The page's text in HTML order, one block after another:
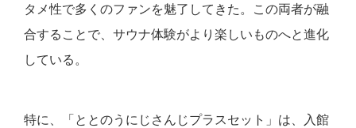
タメ性で多くのファンを魅了してきた。この両者が融
合することで、サウナ体験がより楽しいものへと進化
している。
特に、「ととのうにじさんじプラスセット」は、入館